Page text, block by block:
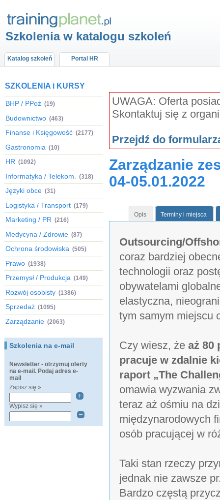
Szkolenia w katalogu szkoleń
Katalog szkoleń Portal HR
SZKOLENIA i KURSY
BHP / PPoż (19)
Budownictwo (463)
Finanse i Księgowość (2177)
Gastronomia (10)
HR (1092)
Informatyka / Telekom. (318)
Języki obce (31)
Logistyka / Transport (179)
Marketing / PR (216)
Medycyna / Zdrowie (87)
Ochrona środowiska (505)
Prawo (1938)
Przemysł / Produkcja (149)
Rozwój osobisty (1386)
Sprzedaż (1095)
Zarządzanie (2063)
Szkolenia na e-mail
Newsletter - otrzymuj oferty
na e-mail. Podaj adres e-
mail
Zapisz się »
Wypisz się »
UWAGA: Oferta
Skontaktuj się z
Przejdź do
Zarządzanie
04-05.01.2022
Opis Terminy i miejsca
Outsourcing/
coraz bardziej
technologii oraz
obywatelami
elastyczna,
tym samym miejscu
Czy wiesz, że aż 80
pracuje w zdalnie
raport „The
omawia wyzwania
teraz aż ośmiu na
międzynarodowych
osób pracującej w
Taki stan rzeczy
jednak nie zawsze
Bardzo częstą